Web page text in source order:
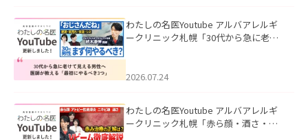
わたしの名医Youtube アルバアレルギ
ークリニック札幌「30代から急に老け
た。
2026.07.24
わたしの名医Youtube アルバアレルギ
ークリニック札幌「赤ら顔・酒さ・ニ